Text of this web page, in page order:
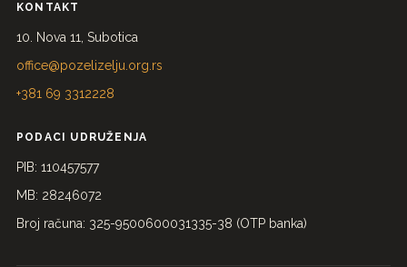
KONTAKT
10. Nova 11, Subotica
office@pozelizelju.org.rs
+381 69 3312228
PODACI UDRUŽENJA
PIB: 110457577
MB: 28246072
Broj računa: 325-9500600031335-38 (OTP banka)